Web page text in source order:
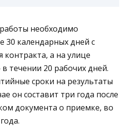
необходимо
30 календарных дней с
а на улице
течении 20 рабочих дней.
сроки на результаты
он составит три года после
документа о приемке, во